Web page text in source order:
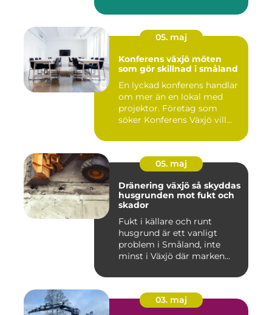
05. maj
Konferens växjö möten
som gör skillnad i småland
En lyckad konferens handlar
om mer än en lokal med
projektor. Företag som
söker Konferens Växjö vill...
05. maj
Dränering växjö så skyddas
husgrunden mot fukt och
skador
Fukt i källare och runt
husgrund är ett vanligt
problem i Småland, inte
minst i Växjö där marken
03. maj